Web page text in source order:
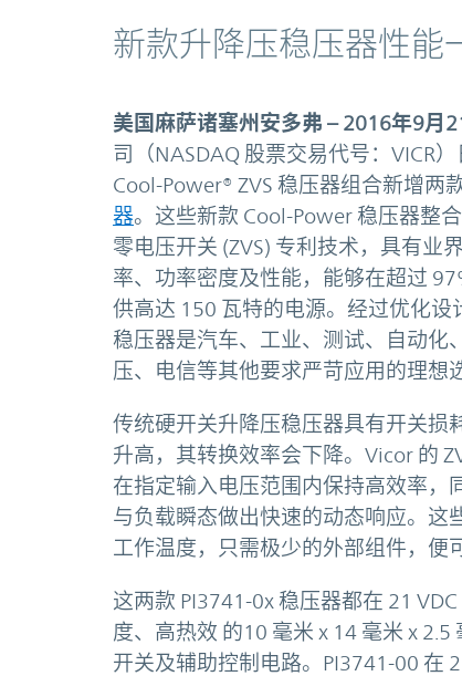
新款升降压稳压器性能
美国麻萨诸塞州安多弗 – 2016年9月
司（NASDAQ 股票交易代号：VICR
Cool-Power® ZVS 稳压器组合新增两
器。这些新款 Cool-Power 稳压器整
零电压开关 (ZVS) 专利技术，具有业
率、功率密度及性能，能够在超过
供高达 150 瓦特的电源。经过优化设
稳压器是汽车、工业、测试、自动化
压、电信等其他要求严苛应用的理想
传统硬开关升降压稳压器具有开关损
升高，其转换效率会下降。Vicor 的
在指定输入电压范围内保持高效率，
与负载瞬态做出快速的动态响应。这
工作温度，只需极少的外部组件，便
这两款 PI3741-0x 稳压器都在 21
度、高热效 的10 毫米 x 14 毫米 x 2.5
开关及辅助控制电路。PI3741-00 在